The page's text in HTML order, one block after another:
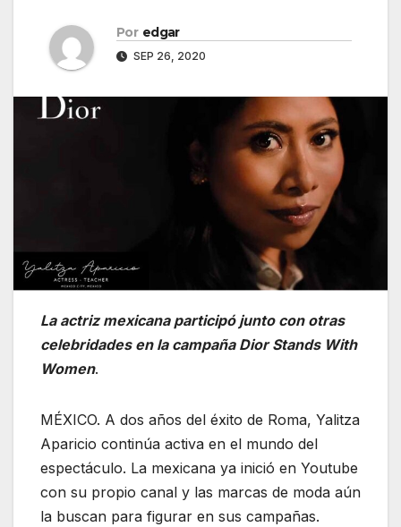
Por edgar
SEP 26, 2020
La actriz mexicana participó junto con otras
celebridades en la campaña Dior Stands With
Women.
MÉXICO. A dos años del éxito de Roma, Yalitza
Aparicio continúa activa en el mundo del
espectáculo. La mexicana ya inició en Youtube
con su propio canal y las marcas de moda aún
la buscan para figurar en sus campañas.